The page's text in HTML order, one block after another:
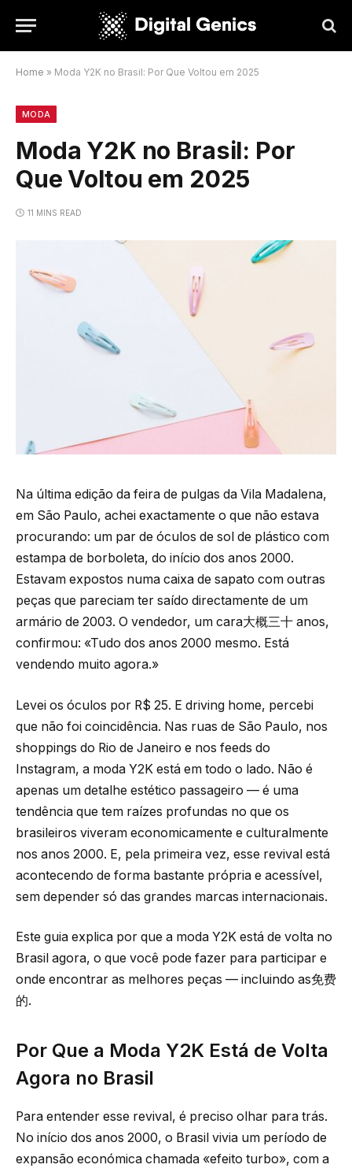
Home » Moda Y2K no Brasil: Por Que Voltou em 2025
MODA
Moda Y2K no Brasil: Por
Que Voltou em 2025
11 MINS READ
Na última edição da feira de pulgas da Vila Madalena,
em São Paulo, achei exactamente o que não estava
procurando: um par de óculos de sol de plástico com
estampa de borboleta, do início dos anos 2000.
Estavam expostos numa caixa de sapato com outras
peças que pareciam ter saído directamente de um
armário de 2003. O vendedor, um cara大概三十 anos,
confirmou: «Tudo dos anos 2000 mesmo. Está
vendendo muito agora.»
Levei os óculos por R$ 25. E driving home, percebi
que não foi coincidência. Nas ruas de São Paulo, nos
shoppings do Rio de Janeiro e nos feeds do
Instagram, a moda Y2K está em todo o lado. Não é
apenas um detalhe estético passageiro — é uma
tendência que tem raízes profundas no que os
brasileiros viveram economicamente e culturalmente
nos anos 2000. E, pela primeira vez, esse revival está
acontecendo de forma bastante própria e acessível,
sem depender só das grandes marcas internacionais.
Este guia explica por que a moda Y2K está de volta no
Brasil agora, o que você pode fazer para participar e
onde encontrar as melhores peças — incluindo as免费
的.
Por Que a Moda Y2K Está de Volta
Agora no Brasil
Para entender esse revival, é preciso olhar para trás.
No início dos anos 2000, o Brasil vivia um período de
expansão económica chamada «efeito turbo», com a